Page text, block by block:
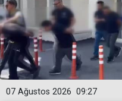
09:27
07 Ağustos 2026